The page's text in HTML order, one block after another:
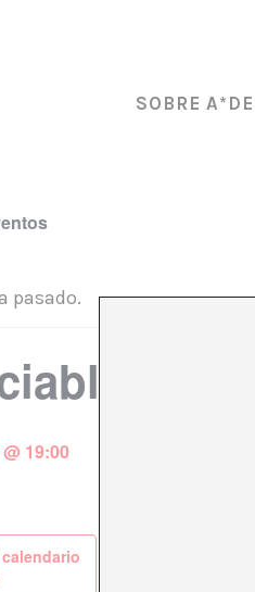
SOBRE
pasado.
19:00